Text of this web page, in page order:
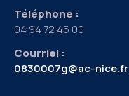
Téléphone :
04 94 72 45 00
Courriel :
0830007g@ac-nice.fr